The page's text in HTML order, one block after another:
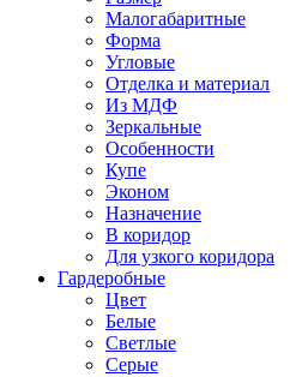
Малогабаритные
Форма
Угловые
Отделка и материал
Из МДФ
Зеркальные
Особенности
Купе
Эконом
Назначение
В коридор
Для узкого коридора
Гардеробные
Цвет
Белые
Светлые
Серые